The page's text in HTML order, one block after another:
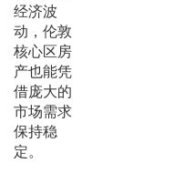
经济波
动，伦敦
核心区房
产也能凭
借庞大的
市场需求
保持稳
定。